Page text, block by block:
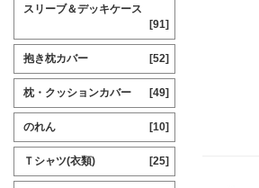
スリーブ＆デッキケース
[91]
抱き枕カバー [52]
枕・クッションカバー [49]
のれん [10]
Ｔシャツ(衣類) [25]